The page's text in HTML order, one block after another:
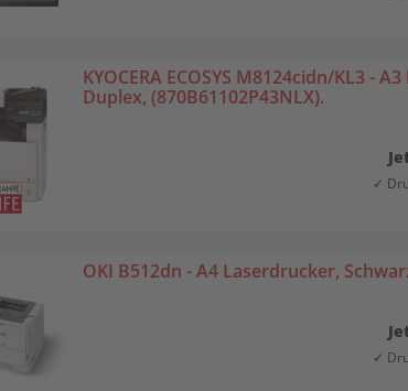
KYOCERA ECOSYS M8124cidn/KL3 -
Duplex, (870B61102P43NLX).
✓
OKI B512dn - A4 Laserdrucker,
✓